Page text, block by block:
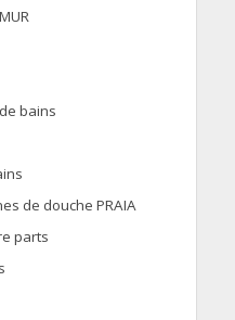
bains
de douche PRAIA
parts